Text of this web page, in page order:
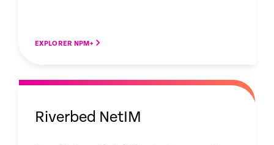
EXPLORER NPM+
Riverbed NetIM